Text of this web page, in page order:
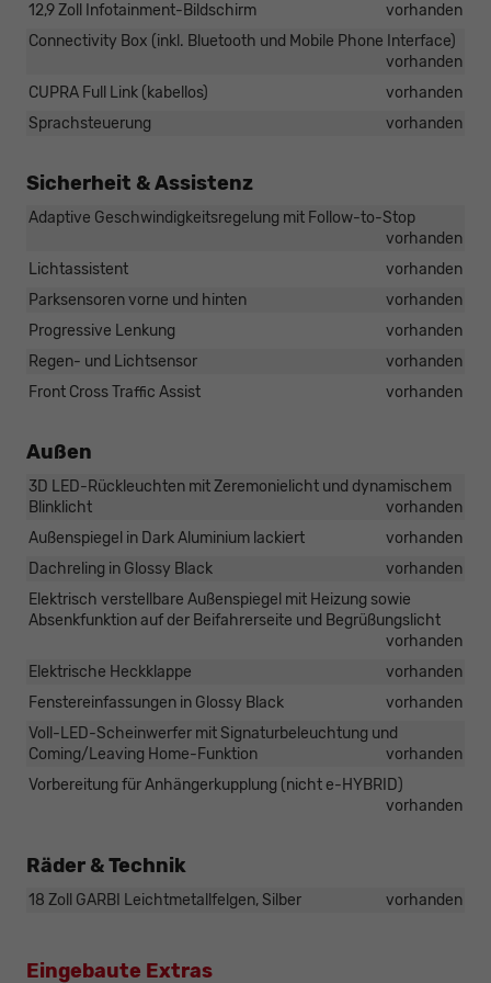
12,9 Zoll Infotainment-Bildschirm
vorhanden
Connectivity Box (inkl. Bluetooth und Mobile Phone Interface)
vorhanden
CUPRA Full Link (kabellos)
vorhanden
Sprachsteuerung
vorhanden
Sicherheit & Assistenz
Adaptive Geschwindigkeitsregelung mit Follow-to-Stop
vorhanden
Lichtassistent
vorhanden
Parksensoren vorne und hinten
vorhanden
Progressive Lenkung
vorhanden
Regen- und Lichtsensor
vorhanden
Front Cross Traffic Assist
vorhanden
Außen
3D LED-Rückleuchten mit Zeremonielicht und dynamischem
Blinklicht
vorhanden
Außenspiegel in Dark Aluminium lackiert
vorhanden
Dachreling in Glossy Black
vorhanden
Elektrisch verstellbare Außenspiegel mit Heizung sowie
Absenkfunktion auf der Beifahrerseite und Begrüßungslicht
vorhanden
Elektrische Heckklappe
vorhanden
Fenstereinfassungen in Glossy Black
vorhanden
Voll-LED-Scheinwerfer mit Signaturbeleuchtung und
Coming/Leaving Home-Funktion
vorhanden
Vorbereitung für Anhängerkupplung (nicht e-HYBRID)
vorhanden
Räder & Technik
18 Zoll GARBI Leichtmetallfelgen, Silber vorhanden
Eingebaute Extras